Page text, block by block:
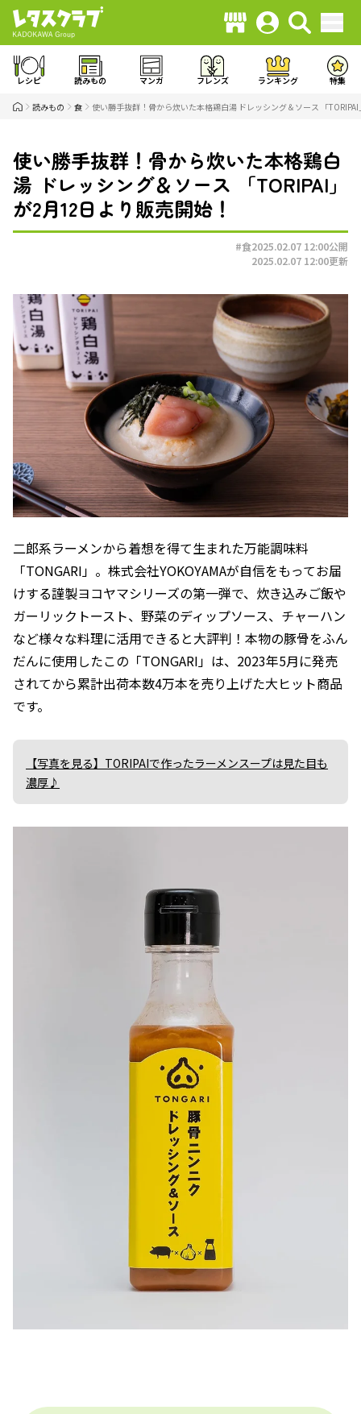
レシピ 読みもの マンガ フレンズ ランキング 特集
読みもの 食 使い勝手抜群！骨から炊いた本格鶏白湯 ドレッシング＆ソース 「
使い勝手抜群！骨から炊いた本格鶏白
湯 ドレッシング＆ソース 「TORIPAI」
が2月12日より販売開始！
#食2025.02.07 12:00公開
2025.02.07 12:00更新
二郎系ラーメンから着想を得て生まれた万能調味料
「TONGARI」。株式会社YOKOYAMAが自信をもってお届
けする謹製ヨコヤマシリーズの第一弾で、炊き込みご飯や
ガーリックトースト、野菜のディップソース、チャーハン
など様々な料理に活用できると大評判！本物の豚骨をふん
だんに使用したこの「TONGARI」は、2023年5月に発売
されてから累計出荷本数4万本を売り上げた大ヒット商品
です。
【写真を見る】TORIPAIで作ったラーメンスープは見た目も
濃厚♪